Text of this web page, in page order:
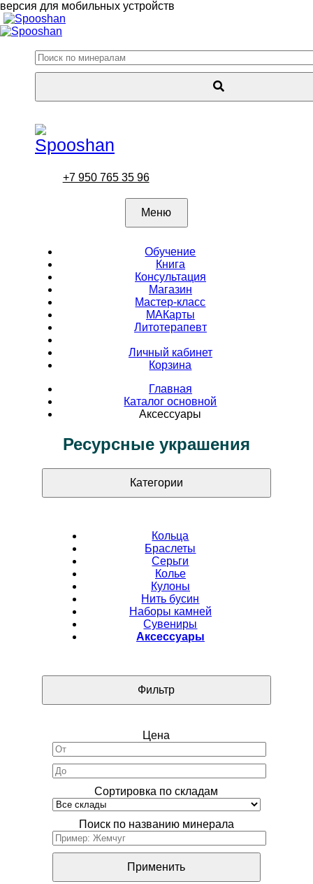
версия для мобильных устройств
+7 950 765 35 96
Меню
Обучение
Книга
Консультация
Магазин
Мастер-класс
МАКарты
Литотерапевт
Личный кабинет
Корзина
Главная
Каталог основной
Аксессуары
Ресурсные украшения
Категории
Кольца
Браслеты
Серьги
Колье
Кулоны
Нить бусин
Наборы камней
Сувениры
Аксессуары
Фильтр
Цена
Сортировка по складам
Поиск по названию минерала
Применить